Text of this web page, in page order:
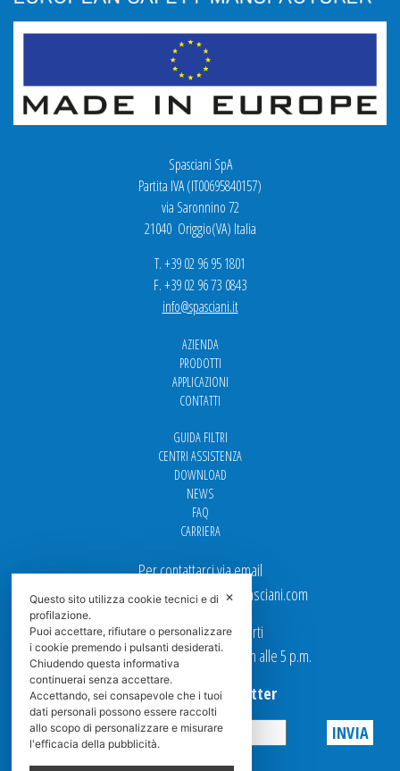
Spasciani SpA
Partita IVA (IT00695840157)
via Saronnino 72
21040 Origgio(VA) Italia
T. +39 02 96 95 1801
F. +39 02 96 73 0843
info@spasciani.it
AZIENDA
PRODOTTI
APPLICAZIONI
CONTATTI
GUIDA FILTRI
CENTRI ASSISTENZA
DOWNLOAD
NEWS
FAQ
CARRIERA
Per contattarci via email
Ufficio Vendite: italy.sales@spasciani.com
I nostri uffici sono aperti
dal Lunedi al Venerdi dalle 9 a.m alle 5 p.m.
Iscriviti alla Newsletter
Privacy
✕
Questo sito utilizza cookie tecnici e di
profilazione.
Puoi accettare, rifiutare o personalizzare
i cookie premendo i pulsanti desiderati.
Chiudendo questa informativa
continuerai senza accettare.
Accettando, sei consapevole che i tuoi
dati personali possono essere raccolti
allo scopo di personalizzare e misurare
l'efficacia della pubblicità.